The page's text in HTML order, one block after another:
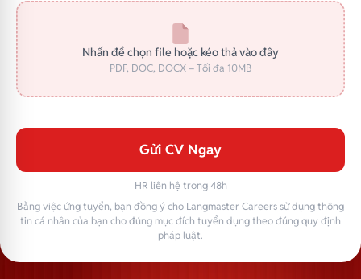
Nhấn để chọn file hoặc kéo thả vào đây
PDF, DOC, DOCX – Tối đa 10MB
Gửi CV Ngay
HR liên hệ trong 48h
Bằng việc ứng tuyển, bạn đồng ý cho Langmaster Careers sử dụng thông
tin cá nhân của bạn cho đúng mục đích tuyển dụng theo đúng quy định
pháp luật.